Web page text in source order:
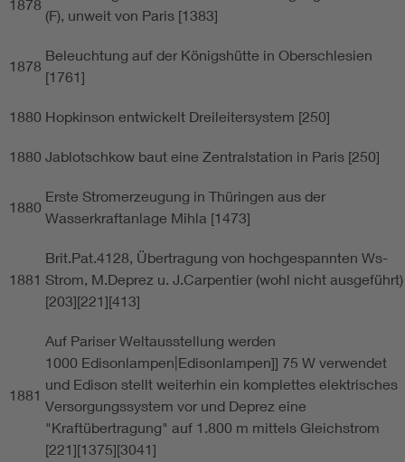
1878
(F), unweit von Paris [1383]
1878
Beleuchtung auf der Königshütte in Oberschlesien
[1761]
1880 Hopkinson entwickelt Dreileitersystem [250]
1880 Jablotschkow baut eine Zentralstation in Paris [250]
1880
Erste Stromerzeugung in Thüringen aus der
Wasserkraftanlage Mihla [1473]
1881
Brit.Pat.4128, Übertragung von hochgespannten Ws-
Strom, M.Deprez u. J.Carpentier (wohl nicht ausgeführt)
[203][221][413]
1881
Auf Pariser Weltausstellung werden
1000 Edisonlampen|Edisonlampen]] 75 W verwendet
und Edison stellt weiterhin ein komplettes elektrisches
Versorgungssystem vor und Deprez eine
"Kraftübertragung" auf 1.800 m mittels Gleichstrom
[221][1375][3041]